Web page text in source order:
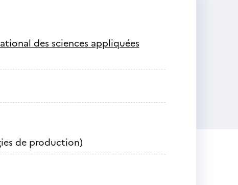
des sciences appliquées
de production)